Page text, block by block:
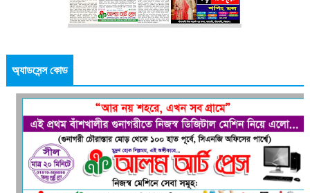
অ্যাডসেন্স কোড